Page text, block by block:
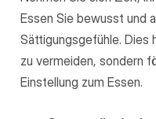
Essen Sie bewusst und
Sättigungsgefühle. Dies
zu vermeiden, sondern
Einstellung zum Essen.